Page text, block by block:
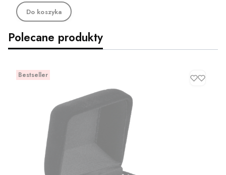
Do koszyka
Polecane produkty
Bestseller